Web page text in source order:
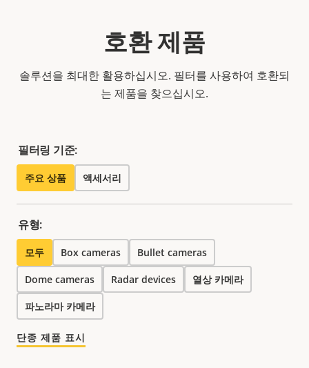
호환 제품
솔루션을 최대한 활용하십시오. 필터를 사용하여 호환되
는 제품을 찾으십시오.
필터링 기준:
주요 상품 액세서리
유형:
모두 Box cameras Bullet cameras
Dome cameras Radar devices 열상 카메라
파노라마 카메라
단종 제품 표시